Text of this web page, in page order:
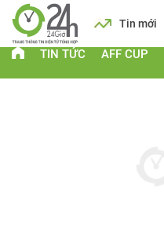
Lịch Tin mới
TIN TỨC AFF CUP